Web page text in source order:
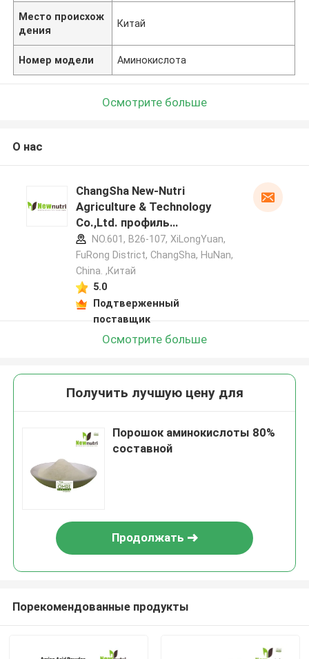
Место происхож
дения
Китай
Номер модели Аминокислота
Осмотрите больше
О нас
ChangSha New-Nutri
Agriculture & Technology
Co.,Ltd. профиль
производителя
NO.601, B26-107, XiLongYuan,
FuRong District, ChangSha, HuNan,
China. ,Китай
5.0
Подтверженный
поставщик
Осмотрите больше
Получить лучшую цену для
Порошок аминокислоты 80%
составной
Продолжать
Порекомендованные продукты